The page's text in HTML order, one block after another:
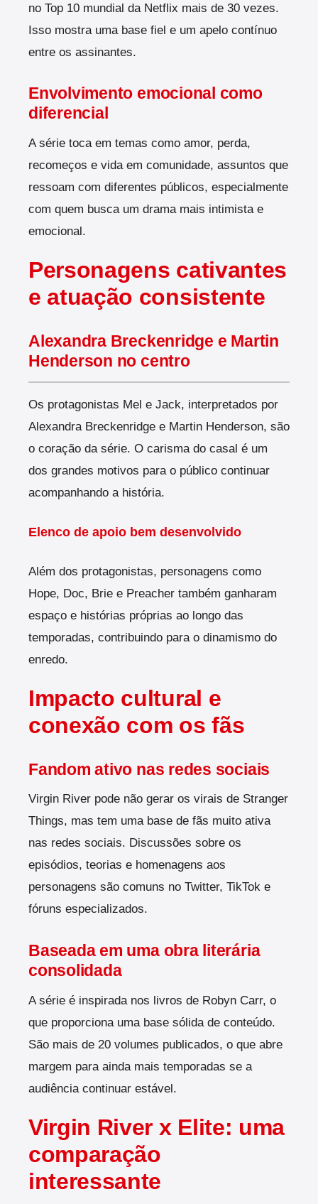
no Top 10 mundial da Netflix mais de 30 vezes.
Isso mostra uma base fiel e um apelo contínuo
entre os assinantes.
Envolvimento emocional como
diferencial
A série toca em temas como amor, perda,
recomeços e vida em comunidade, assuntos que
ressoam com diferentes públicos, especialmente
com quem busca um drama mais intimista e
emocional.
Personagens cativantes
e atuação consistente
Alexandra Breckenridge e Martin
Henderson no centro
Os protagonistas Mel e Jack, interpretados por
Alexandra Breckenridge e Martin Henderson, são
o coração da série. O carisma do casal é um
dos grandes motivos para o público continuar
acompanhando a história.
Elenco de apoio bem desenvolvido
Além dos protagonistas, personagens como
Hope, Doc, Brie e Preacher também ganharam
espaço e histórias próprias ao longo das
temporadas, contribuindo para o dinamismo do
enredo.
Impacto cultural e
conexão com os fãs
Fandom ativo nas redes sociais
Virgin River pode não gerar os virais de Stranger
Things, mas tem uma base de fãs muito ativa
nas redes sociais. Discussões sobre os
episódios, teorias e homenagens aos
personagens são comuns no Twitter, TikTok e
fóruns especializados.
Baseada em uma obra literária
consolidada
A série é inspirada nos livros de Robyn Carr, o
que proporciona uma base sólida de conteúdo.
São mais de 20 volumes publicados, o que abre
margem para ainda mais temporadas se a
audiência continuar estável.
Virgin River x Elite: uma
comparação
interessante